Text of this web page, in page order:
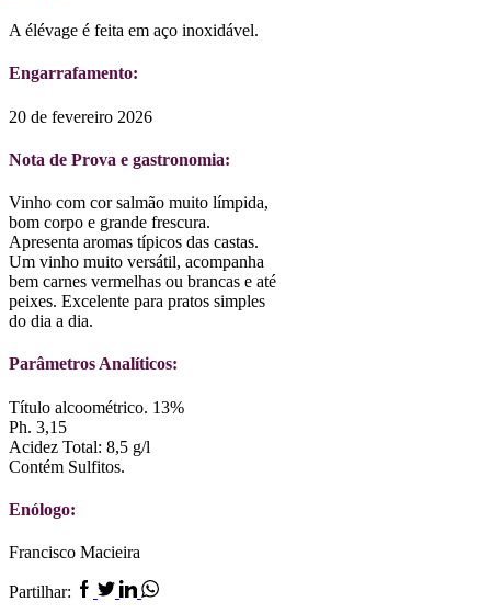
A élévage é feita em aço inoxidável.
Engarrafamento:
20 de fevereiro 2026
Nota de Prova e gastronomia:
Vinho com cor salmão muito límpida,
bom corpo e grande frescura.
Apresenta aromas típicos das castas.
Um vinho muito versátil, acompanha
bem carnes vermelhas ou brancas e até
peixes. Excelente para pratos simples
do dia a dia.
Parâmetros Analíticos:
Título alcoométrico. 13%
Ph. 3,15
Acidez Total: 8,5 g/l
Contém Sulfitos.
Enólogo:
Francisco Macieira
Partilhar: Facebook
TwitterLinkedin
Whatsapp